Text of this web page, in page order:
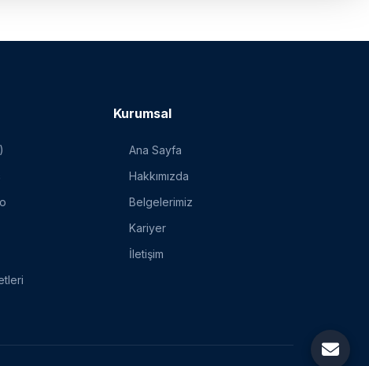
Kurumsal
Ana Sayfa
Hakkımızda
Belgelerimiz
Kariyer
İletişim